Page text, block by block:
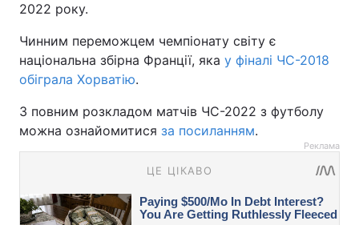
2022 року.
Чинним переможцем чемпіонату світу є
національна збірна Франції, яка у фіналі ЧС-2018
обіграла Хорватію.
З повним розкладом матчів ЧС-2022 з футболу
можна ознайомитися за посиланням.
Реклама